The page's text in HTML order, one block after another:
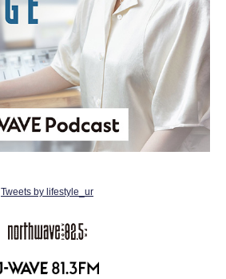
Tweets by lifestyle_ur